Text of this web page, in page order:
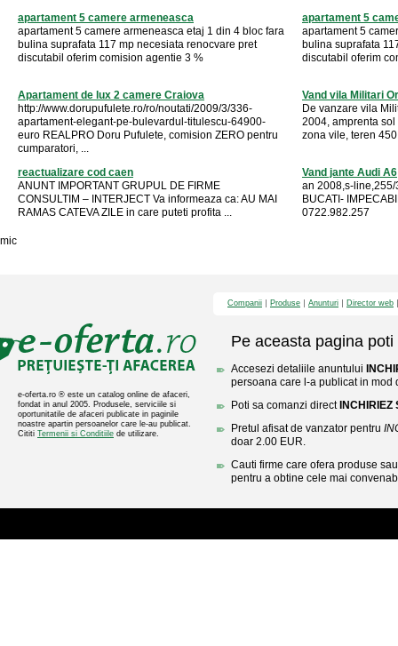
apartament 5 camere armeneasca
apartament 5 camere armeneasca etaj 1 din 4 bloc fara
bulina suprafata 117 mp necesiata renocvare pret
discutabil oferim comision agentie 3 %
apartament 5
apartament 5
bulina suprafata
discutabil oferim
Apartament de lux 2 camere Craiova
http://www.dorupufulete.ro/ro/noutati/2009/3/336-
apartament-elegant-pe-bulevardul-titulescu-64900-
euro REALPRO Doru Pufulete, comision ZERO pentru
cumparatori, ...
Vand vila Militari
De vanzare vila
2004, amprenta
zona vile, teren
reactualizare cod caen
ANUNT IMPORTANT GRUPUL DE FIRME
CONSULTIM – INTERJECT Va informeaza ca: AU MAI
RAMAS CATEVA ZILE in care puteti profita ...
Vand jante Audi A6
an 2008,s-
BUCATI-
0722.982.257
mic
e-oferta.ro ® este un catalog online de afaceri,
fondat in anul 2005. Produsele, serviciile si
oportunitatile de afaceri publicate in paginile
noastre apartin persoanelor care le-au publicat.
Cititi Termenii si Conditiile de utilizare.
Companii Produse Anunturi Director web
Pe aceasta pagina poti
Accesezi detaliile anuntului
persoana care l-a publicat in mod
Poti sa comanzi direct INCHIRIEZ
Pretul afisat de vanzator pentru
doar 2.00 EUR.
Cauti firme care ofera produse
pentru a obtine cele mai